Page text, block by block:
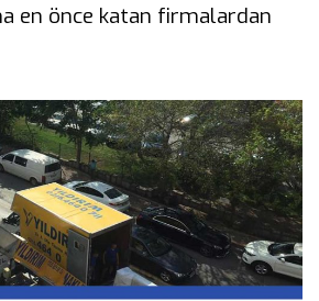
en önce katan firmalardan